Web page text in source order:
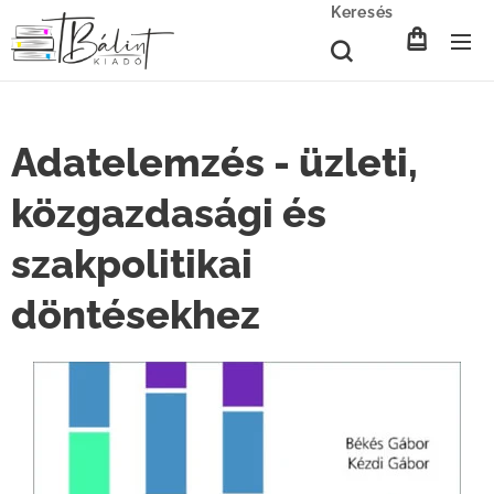
Keresés
Adatelemzés - üzleti,
közgazdasági és
szakpolitikai
döntésekhez